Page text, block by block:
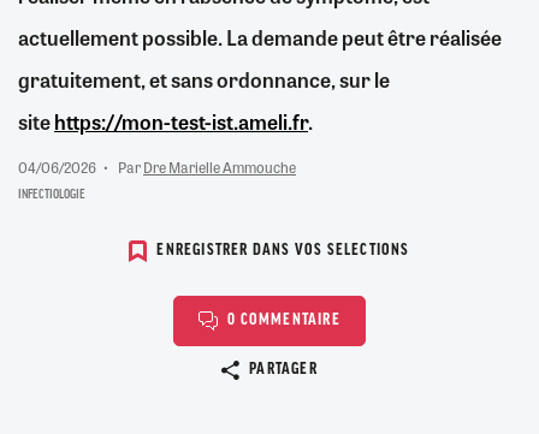
actuellement possible. La demande peut être réalisée
gratuitement, et sans ordonnance, sur le
sitehttps://mon-test-ist.ameli.fr.
04/06/2026 ParDre Marielle Ammouche
INFECTIOLOGIE
ENREGISTRER DANS VOS SELECTIONS
0 COMMENTAIRE
PARTAGER